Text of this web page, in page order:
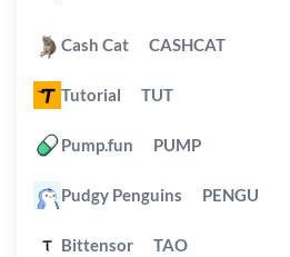
Cash Cat CASHCAT
Tutorial TUT
Pump.fun PUMP
Pudgy Penguins PENGU
Bittensor TAO